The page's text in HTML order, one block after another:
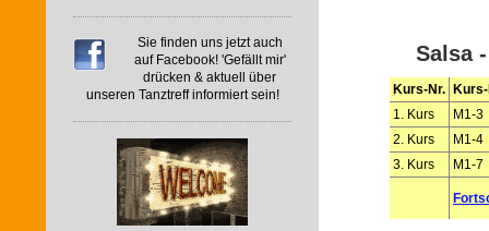
Sie finden uns jetzt auch
auf Facebook! 'Gefällt mir'
drücken & aktuell über
unseren Tanztreff informiert sein!
Salsa
Kurs-Nr.
1. Kurs
M1-3
2. Kurs
M1-4
3. Kurs
M1-7